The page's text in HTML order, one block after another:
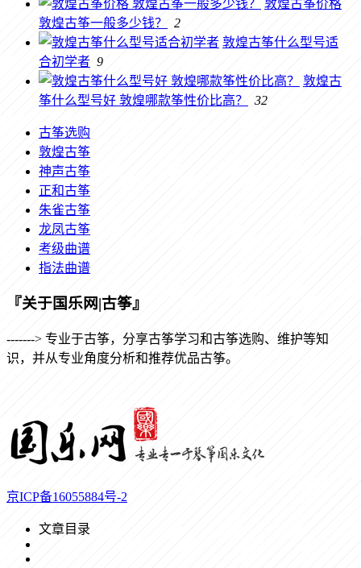
敦煌古筝价格
敦煌古筝一般多少钱？
2
敦煌古筝什么型号适
合初学者 9
敦煌古
筝什么型号好 敦煌哪款筝性价比高？
32
古筝选购
敦煌古筝
神声古筝
正和古筝
朱雀古筝
龙凤古筝
考级曲谱
指法曲谱
『关于国乐网|古筝』
-------> 专业于古筝，分享古筝学习和古筝选购、维护等知
识，并从专业角度分析和推荐优品古筝。
京ICP备16055884号-2
文章目录